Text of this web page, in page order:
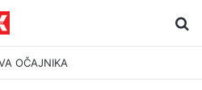
OČAJNIKA